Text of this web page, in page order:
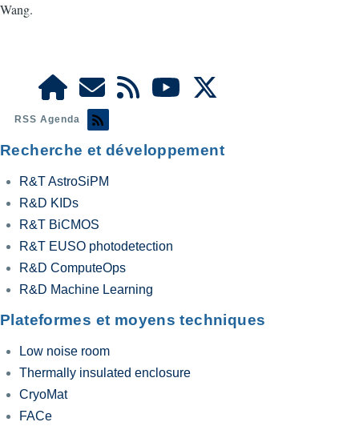
Wang.
RSS Agenda
Recherche et développement
R&T AstroSiPM
R&D KIDs
R&T BiCMOS
R&T EUSO photodetection
R&D ComputeOps
R&D Machine Learning
Plateformes et moyens techniques
Low noise room
Thermally insulated enclosure
CryoMat
FACe